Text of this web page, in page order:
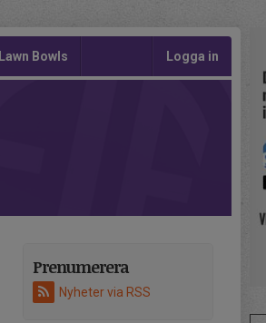
Lawn Bowls Logga in
Prenumerera
Nyheter via RSS